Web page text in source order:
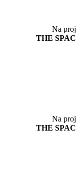
Na
THE
Na
THE